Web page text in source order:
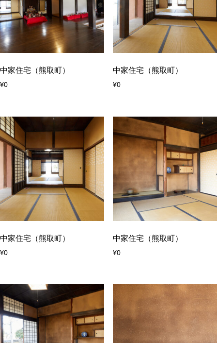
中家住宅（熊取町）
¥0
中家住宅（熊取町）
¥0
中家住宅（熊取町）
¥0
中家住宅（熊取町）
¥0